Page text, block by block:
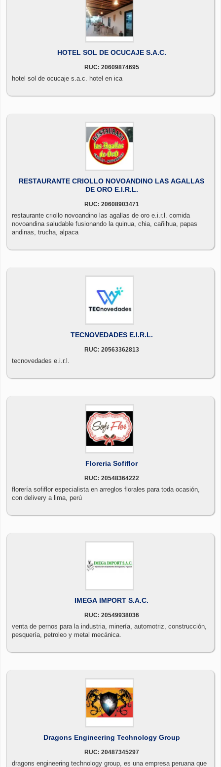
HOTEL SOL DE OCUCAJE S.A.C.
RUC: 20609874695
hotel sol de ocucaje s.a.c. hotel en ica
RESTAURANTE CRIOLLO NOVOANDINO LAS AGALLAS
DE ORO E.I.R.L.
RUC: 20608903471
restaurante criollo novoandino las agallas de oro e.i.r.l. comida
novoandina saludable fusionando la quinua, chia, cañihua, papas
andinas, trucha, alpaca
TECNOVEDADES E.I.R.L.
RUC: 20563362813
tecnovedades e.i.r.l.
Floreria Sofiflor
RUC: 20548364222
florería sofiflor especialista en arreglos florales para toda ocasión,
con delivery a lima, perú
IMEGA IMPORT S.A.C.
RUC: 20549938036
venta de pernos para la industria, minería, automotriz, construcción,
pesquería, petroleo y metal mecánica.
Dragons Engineering Technology Group
RUC: 20487345297
dragons engineering technology group, es una empresa peruana que